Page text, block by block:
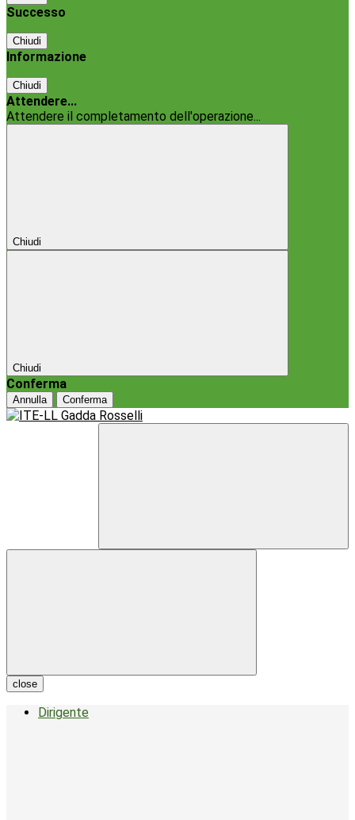
Successo
Chiudi
Informazione
Chiudi
Attendere...
Attendere il completamento dell'operazione...
Chiudi
Chiudi
Conferma
Annulla Conferma
close
Dirigente